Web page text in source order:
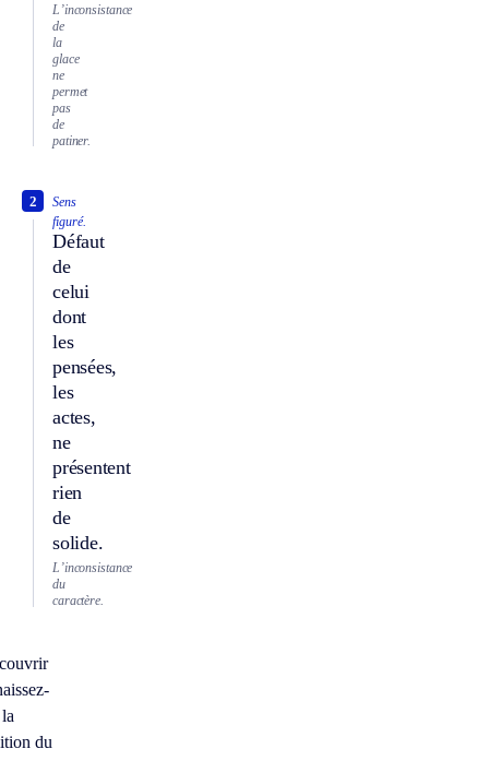
L’inconsistance
de
la
glace
ne
permet
pas
de
patiner.
Sens
figuré.
Défaut
de
celui
dont
les
pensées,
les
actes,
ne
présentent
rien
de
solide.
2
L’inconsistance
du
caractère.
du